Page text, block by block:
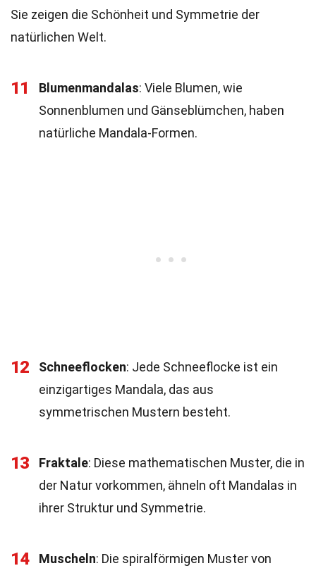
Sie zeigen die Schönheit und Symmetrie der
natürlichen Welt.
11 Blumenmandalas: Viele Blumen, wie
Sonnenblumen und Gänseblümchen, haben
natürliche Mandala-Formen.
12 Schneeflocken: Jede Schneeflocke ist ein
einzigartiges Mandala, das aus
symmetrischen Mustern besteht.
13 Fraktale: Diese mathematischen Muster, die in
der Natur vorkommen, ähneln oft Mandalas in
ihrer Struktur und Symmetrie.
14 Muscheln: Die spiralförmigen Muster von